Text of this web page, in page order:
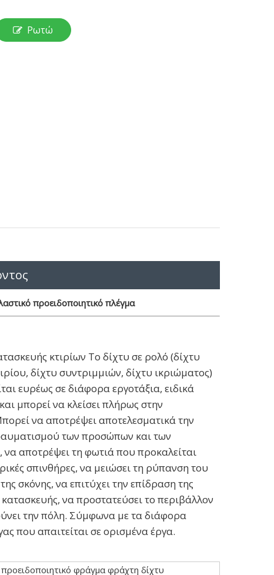
Ρωτώ
προειδοποιητικό πλέγμα
κτιρίων Το δίχτυ σε ρολό (δίχτυ
δίχτυ συντριμμιών, δίχτυ ικριώματος)
ευρέως σε διάφορα εργοτάξια, ειδικά
μπορεί να κλείσει πλήρως στην
να αποτρέψει αποτελεσματικά την
των προσώπων και των
να αποτρέψει τη φωτιά που προκαλείται
σπινθήρες, να μειώσει τη ρύπανση του
σκόνης, να επιτύχει την επίδραση της
κατασκευής, να προστατεύσει το περιβάλλον
την πόλη. Σύμφωνα με τα διάφορα
που απαιτείται σε ορισμένα έργα.
φράγμα φράχτη δίχτυ